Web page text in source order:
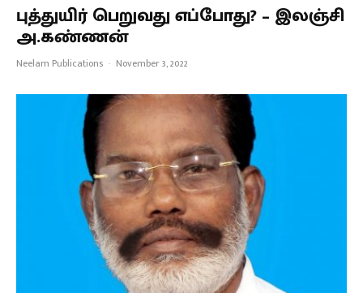
புத்துயிர் பெறுவது எப்போது? – இலஞ்சி
அ.கண்ணன்
Neelam Publications · November 3, 2022